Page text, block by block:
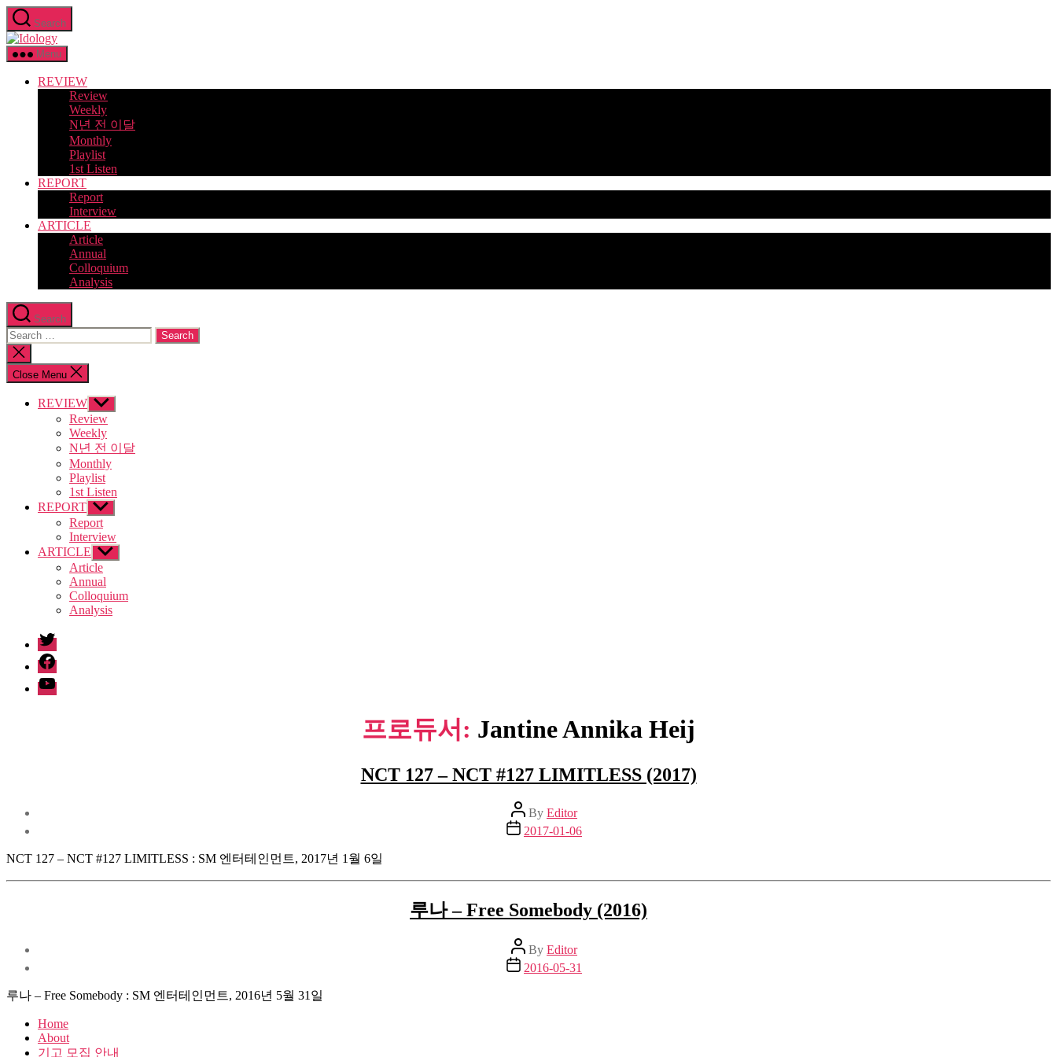
Skip
to
the
content
Search
Idology
Menu
REVIEW
Review
Weekly
N년 전 이달
Monthly
Playlist
1st Listen
REPORT
Report
Interview
ARTICLE
Article
Annual
Colloquium
Analysis
Search
Search
for:
Close
search
Close Menu
REVIEW Show
sub
menu
Review
Weekly
N년 전 이달
Monthly
Playlist
1st Listen
REPORT Show
sub
menu
Report
Interview
ARTICLE Show
sub
menu
Article
Annual
Colloquium
Analysis
twitter
facebook
Youtube
프로듀서: Jantine Annika Heij
NCT 127 – NCT #127 LIMITLESS (2017)
Post
author
By Editor
Post
date
2017-01-06
NCT 127 – NCT #127 LIMITLESS : SM 엔터테인먼트, 2017년 1월 6일
루나 – Free Somebody (2016)
Post
author
By Editor
Post
date
2016-05-31
루나 – Free Somebody : SM 엔터테인먼트, 2016년 5월 31일
Home
About
기고 모집 안내